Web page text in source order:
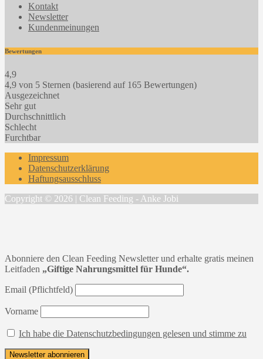
Kontakt
Newsletter
Kundenmeinungen
Bewertungen
4,9
4,9 von 5 Sternen (basierend auf 165 Bewertungen)
Ausgezeichnet
Sehr gut
Durchschnittlich
Schlecht
Furchtbar
Impressum
Datenschutzerklärung
Haftungsausschluss
Copyright © 2026 | Clean Feeding - Anke Jobi
Abonniere den Clean Feeding Newsletter und erhalte gratis meinen
Leitfaden „Giftige Nahrungsmittel für Hunde“.
Email (Pflichtfeld)
Vorname
Ich habe die Datenschutzbedingungen gelesen und stimme zu